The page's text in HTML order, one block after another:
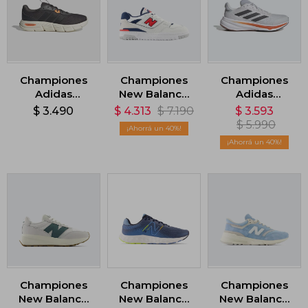
Championes
Adidas
Cloudfoam
$ 3.490
Championes
New Balance
550 - Blanco
$ 4.313 $ 7.190
40
Championes
Adidas
Response
Super - Gris
$ 3.593
$ 5.990
40
Championes
New Balance
Championes
New Balance
Championes
New Balance